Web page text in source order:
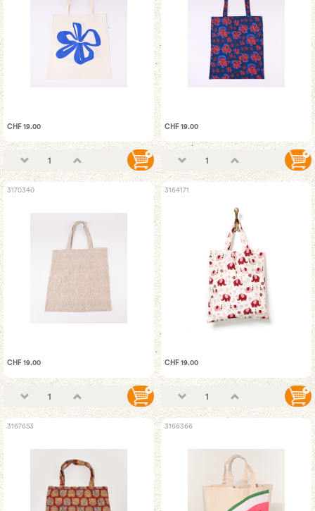
CHF 19.00 CHF 19.00
3170340
CHF 19.00
3164171
CHF 19.00
3167653 3166366